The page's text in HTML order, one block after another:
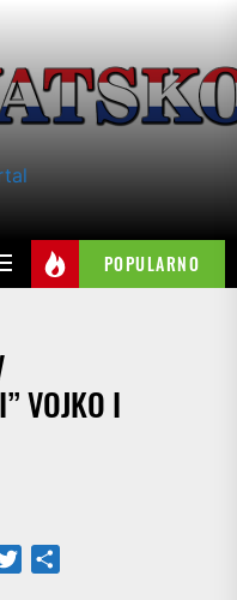
POPULARNO
VOJKO I
Twitter